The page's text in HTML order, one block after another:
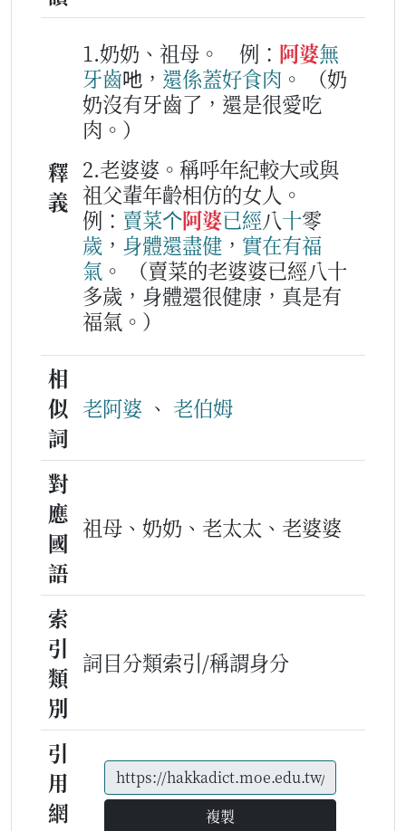
釋
義
1.奶奶、祖母。 例： 阿婆無
牙齒吔， 還係蓋好食肉 。
（奶
奶沒有牙齒了，還是很愛吃
肉。）
2.老婆婆。稱呼年紀較大或與
祖父輩年齡相仿的女人。
例： 賣菜个阿婆已經八十零
歲 ， 身體還盡健 ， 實在有福
氣 。
（賣菜的老婆婆已經八十
多歲，身體還很健康，真是有
福氣。）
相
似
詞
老阿婆 、 老伯姆
對
應
國
語
祖母、奶奶、老太太、老婆婆
索
引
類
別
詞目分類索引/稱謂身分
引
用
網
複製